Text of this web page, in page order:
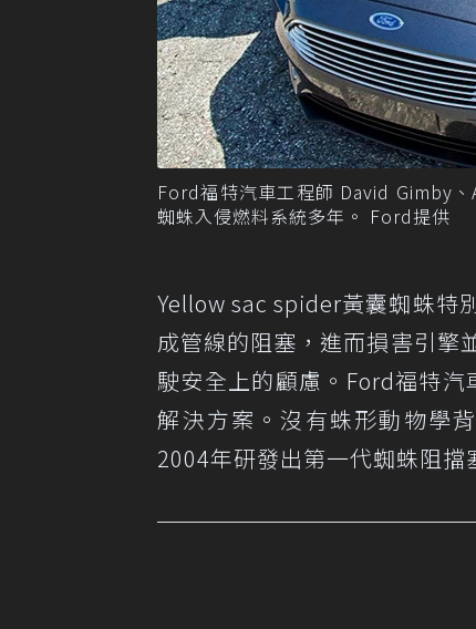
Ford福特汽車工程師 David Gimby
蜘蛛入侵燃料系統多年。 Ford提供
Yellow sac spider黃囊蜘蛛特
成管線的阻塞，進而損害引擎
駛安全上的顧慮。Ford福特
解決方案。沒有蛛形動物學
2004年研發出第一代蜘蛛阻擋